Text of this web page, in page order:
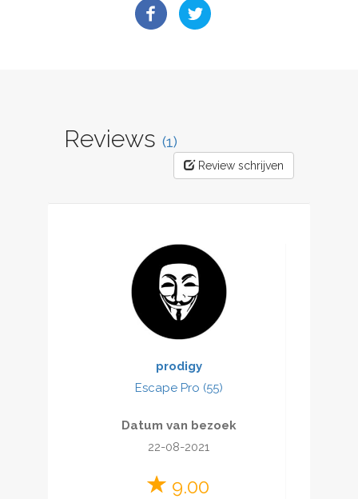
Reviews (1)
Review schrijven
prodigy
Escape Pro (55)
Datum van bezoek
22-08-2021
9.00